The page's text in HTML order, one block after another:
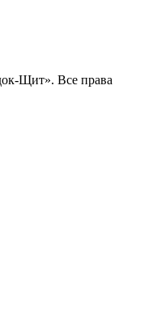
Щит». Все права